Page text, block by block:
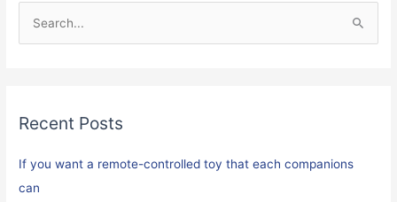
c
f
o
Recent Posts
If you want a remote-controlled toy that each companions
can